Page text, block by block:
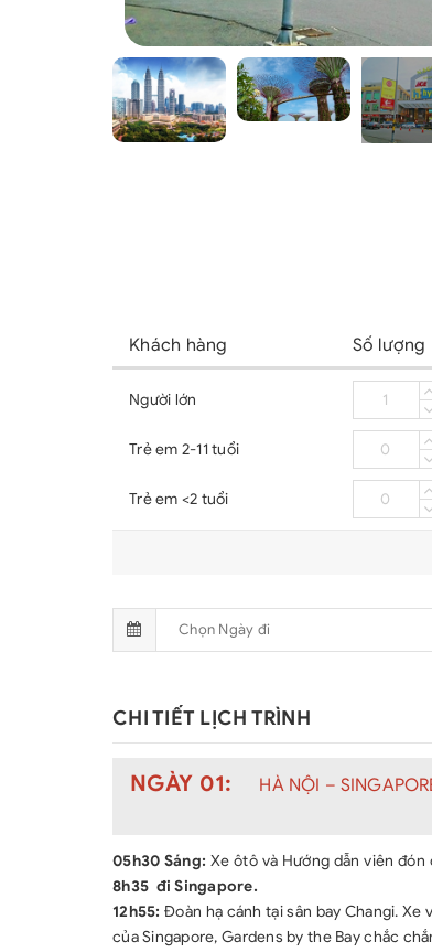
Khách hàng Số lượng
Người lớn
Trẻ em 2-11 tuổi
Trẻ em <2 tuổi
CHI TIẾT LỊCH TRÌNH
NGÀY 01: HÀ NỘI –
05h30 Sáng: Xe ôtô và Hướng dẫn viên
8h35 đi Singapore.
12h55: Đoàn hạ cánh tại sân bay Changi. Xe
của Singapore, Gardens by the Bay chắc